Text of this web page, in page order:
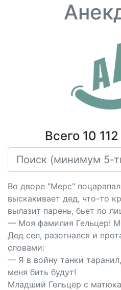
Всего 10
Во дворе "Мерс"
выскакивает дед, что-то
вылазит парень, бьет по
— Моя фамилия Гельцер!
Дед сел, разогнался и
словами:
— Я в войну танки
меня бить будут!
Младший Гельцер с